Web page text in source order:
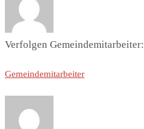
Verfolgen Gemeindemitarbeiter:
Gemeindemitarbeiter